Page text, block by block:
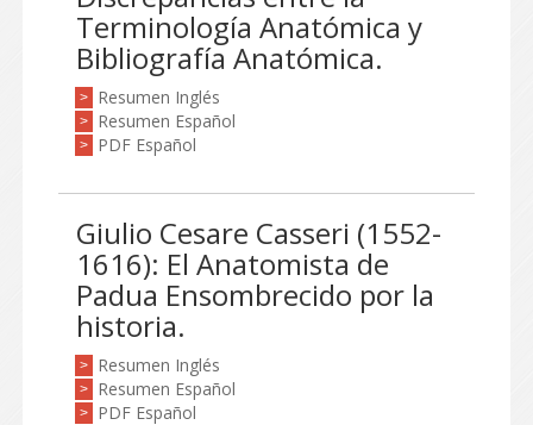
Terminología Anatómica y
Bibliografía Anatómica.
> Resumen Inglés
> Resumen Español
> PDF Español
Giulio Cesare Casseri (1552-
1616): El Anatomista de
Padua Ensombrecido por la
historia.
> Resumen Inglés
> Resumen Español
> PDF Español